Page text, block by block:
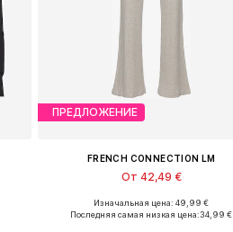
ПРЕДЛОЖЕНИЕ
FRENCH CONNECTION LM
От 42,49 €
Изначальная цена: 49,99 €
Последняя самая низкая цена:34,99 €